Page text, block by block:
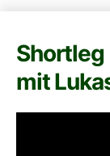
Shortleg
mit